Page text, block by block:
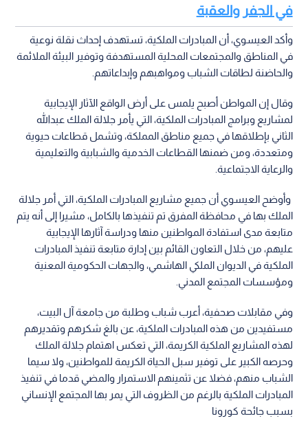
في الجفر والعقبة
وأكد العيسوي، أن المبادرات الملكية، تستهدف إحداث نقلة نوعية
في المناطق والمجتمعات المحلية المستهدفة وتوفير البيئة الملائمة
والحاضنة لطاقات الشباب ومواهبهم وإبداعاتهم.
وقال إن المواطن أصبح يلمس على أرض الواقع الآثار الإيجابية
لمشاريع وبرامج المبادرات الملكية، التي يأمر جلالة الملك عبدالله
الثاني بإطلاقها في جميع مناطق المملكة، وتشمل قطاعات حيوية
ومتعددة، ومن ضمنها القطاعات الخدمية والشبابية والتعليمية
والرعاية الاجتماعية.
وأوضح العيسوي أن جميع مشاريع المبادرات الملكية، التي أمر جلالة
الملك بها في محافظة المفرق تم تنفيذها بالكامل، مشيرا إلى أنه يتم
متابعة مدى استفادة المواطنين منها ودراسة آثارها الإيجابية
عليهم، من خلال التعاون القائم بين إدارة متابعة تنفيذ المبادرات
الملكية في الديوان الملكي الهاشمي، والجهات الحكومية المعنية
ومؤسسات المجتمع المدني.
وفي مقابلات صحفية، أعرب شباب وطلبة من جامعة آل البيت،
مستفيدين من هذه المبادرات الملكية، عن بالغ شكرهم وتقديرهم
لهذه المشاريع الملكية الكريمة، التي تعكس اهتمام جلالة الملك
وحرصه الكبير على توفير سبل الحياة الكريمة للمواطنين، ولا سيما
الشباب منهم، فضلا عن تثمينهم الاستمرار والمضي قدما في تنفيذ
المبادرات الملكية بالرغم من الظروف التي يمر بها المجتمع الإنساني
بسبب جائحة كورونا